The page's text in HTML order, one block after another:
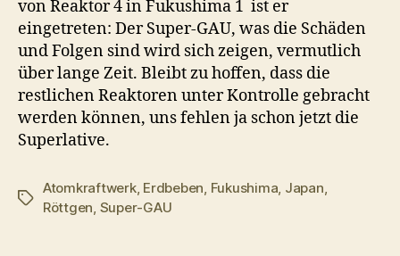
von Reaktor 4 in Fukushima 1 ist er
eingetreten: Der Super-GAU, was die Schäden
und Folgen sind wird sich zeigen, vermutlich
über lange Zeit. Bleibt zu hoffen, dass die
restlichen Reaktoren unter Kontrolle gebracht
werden können, uns fehlen ja schon jetzt die
Superlative.
Schlagwörter
Atomkraftwerk, Erdbeben, Fukushima, Japan,
Röttgen, Super-GAU